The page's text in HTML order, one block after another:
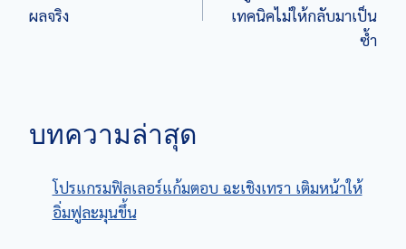
ผลจริง
เทคนิคไม่ให้กลับมาเป็น
ซ้ำ
บทความล่าสุด
โปรแกรมฟิลเลอร์แก้มตอบ ฉะเชิงเทรา เติมหน้าให้
อิ่มฟูละมุนขึ้น